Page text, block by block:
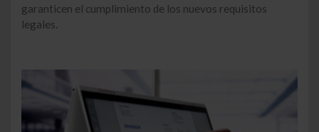
garanticen el cumplimiento de los nuevos requisitos
legales.